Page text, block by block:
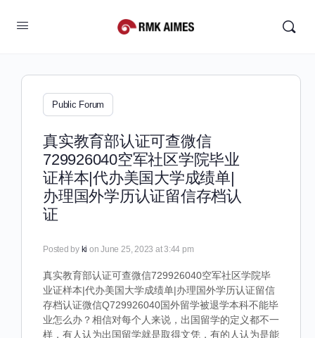
Public Forum
真实教育部认证可查微信
729926040空军社区学院毕业
证样本|代办美国大学成绩单|
办理国外学历认证留信存档认
证
Posted by ki on June 25, 2023 at 3:44 pm
真实教育部认证可查微信729926040空军社区学院毕
业证样本|代办美国大学成绩单|办理国外学历认证留信
存档认证微信Q729926040国外留学被退学本科不能毕
业怎么办？相信对每个人来说，出国留学的定义都不一
样，有人认为出国留学就是取得文凭，有的人认为是能